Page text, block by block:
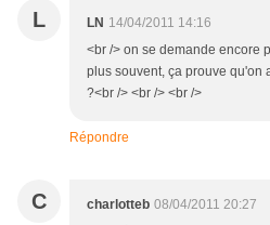
L LN 14/04/2011 14:16
<br /> on se demande encore
plus souvent, ça prouve qu'on
?<br /> <br /> <br />
Répondre
C charlotteb 08/04/2011 20:27